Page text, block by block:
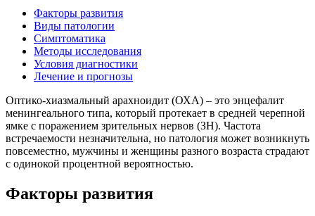
Факторы развития
Виды патологии
Симптоматика
Методы исследования
Условия диагностики
Лечение и прогнозы
Оптико-хиазмальный арахноидит (ОХА) – это энцефалит
менингеального типа, который протекает в средней черепной
ямке с поражением зрительных нервов (ЗН). Частота
встречаемости незначительна, но патология может возникнуть
повсеместно, мужчины и женщины разного возраста страдают
с одинокой процентной вероятностью.
Факторы развития